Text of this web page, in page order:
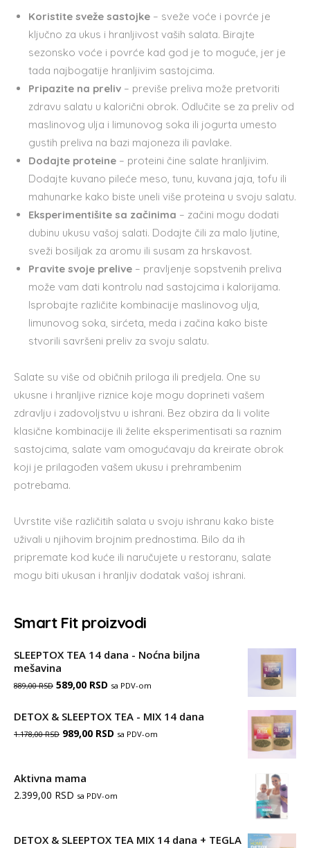
Koristite sveže sastojke – sveže voće i povrće je
ključno za ukus i hranljivost vaših salata. Birajte
sezonsko voće i povrće kad god je to moguće, jer je
tada najbogatije hranljivim sastojcima.
Pripazite na preliv – previše preliva može pretvoriti
zdravu salatu u kalorični obrok. Odlučite se za preliv od
maslinovog ulja i limunovog soka ili jogurta umesto
gustih preliva na bazi majoneza ili pavlake.
Dodajte proteine – proteini čine salate hranljivim.
Dodajte kuvano pileće meso, tunu, kuvana jaja, tofu ili
mahunarke kako biste uneli više proteina u svoju salatu.
Eksperimentišite sa začinima – začini mogu dodati
dubinu ukusu vašoj salati. Dodajte čili za malo ljutine,
sveži bosiljak za aromu ili susam za hrskavost.
Pravite svoje prelive – pravljenje sopstvenih preliva
može vam dati kontrolu nad sastojcima i kalorijama.
Isprobajte različite kombinacije maslinovog ulja,
limunovog soka, sirćeta, meda i začina kako biste
stvorili savršeni preliv za svoju salatu.
Salate su više od običnih priloga ili predjela. One su
ukusne i hranljive riznice koje mogu doprineti vašem
zdravlju i zadovoljstvu u ishrani. Bez obzira da li volite
klasične kombinacije ili želite eksperimentisati sa raznim
sastojcima, salate vam omogućavaju da kreirate obrok
koji je prilagođen vašem ukusu i prehrambenim
potrebama.
Uvrstite više različitih salata u svoju ishranu kako biste
uživali u njihovim brojnim prednostima. Bilo da ih
pripremate kod kuće ili naručujete u restoranu, salate
mogu biti ukusan i hranljiv dodatak vašoj ishrani.
Smart Fit proizvodi
SLEEPTOX TEA 14 dana - Noćna biljna
mešavina
889,00RSD Оригинална
589,00 RSD Тренутна
sa PDV-om
DETOX & SLEEPTOX TEA - MIX 14 dana
1.178,00RSD Оригинална
је
била:
989,00 RSD Тренутна
989,00 RSD.
sa PDV-om
Aktivna mama
2.399,00 RSD sa PDV-om
DETOX & SLEEPTOX TEA MIX 14 dana + TEGLA